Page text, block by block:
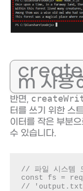
m 사용
반면,
터를 쓰기 위한 스
이터를 작은 부분
수 있습니다.
// 파일 시스템
const fs =
// 'output.txt'